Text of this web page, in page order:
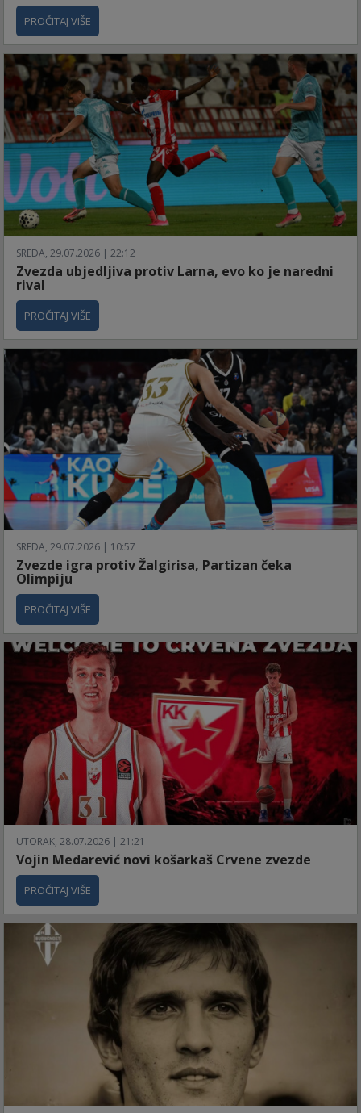
PROČITAJ VIŠE
SREDA, 29.07.2026 | 22:12
Zvezda ubjedljiva protiv Larna, evo ko je naredni
rival
PROČITAJ VIŠE
SREDA, 29.07.2026 | 10:57
Zvezde igra protiv Žalgirisa, Partizan čeka
Olimpiju
PROČITAJ VIŠE
UTORAK, 28.07.2026 | 21:21
Vojin Medarević novi košarkaš Crvene zvezde
PROČITAJ VIŠE